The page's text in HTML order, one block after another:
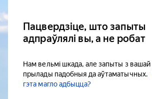
Пацвердзіце, што запыты
адпраўлялі вы, а не робат
Нам вельмі шкада, але запыты з вашай
прылады падобныя да аўтаматычных.
гэта магло адбыцца?